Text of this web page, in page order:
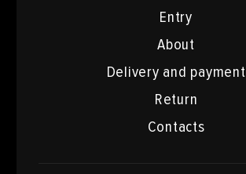
Entry
About
Delivery and payment
Return
Contacts